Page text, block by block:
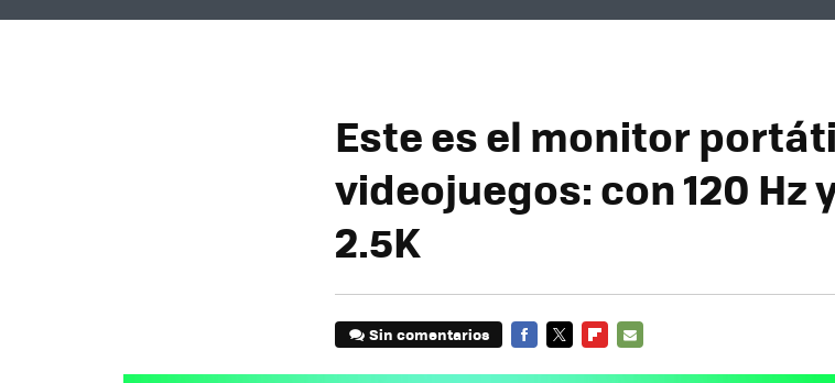
Este es el monitor
videojuegos: con 120 Hz
2.5K
Sin comentarios